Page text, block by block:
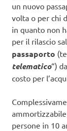
un nuovo
volta o per chi
in quanto non
per il rilascio
passaporto
telematico“)
costo per
persone in 10